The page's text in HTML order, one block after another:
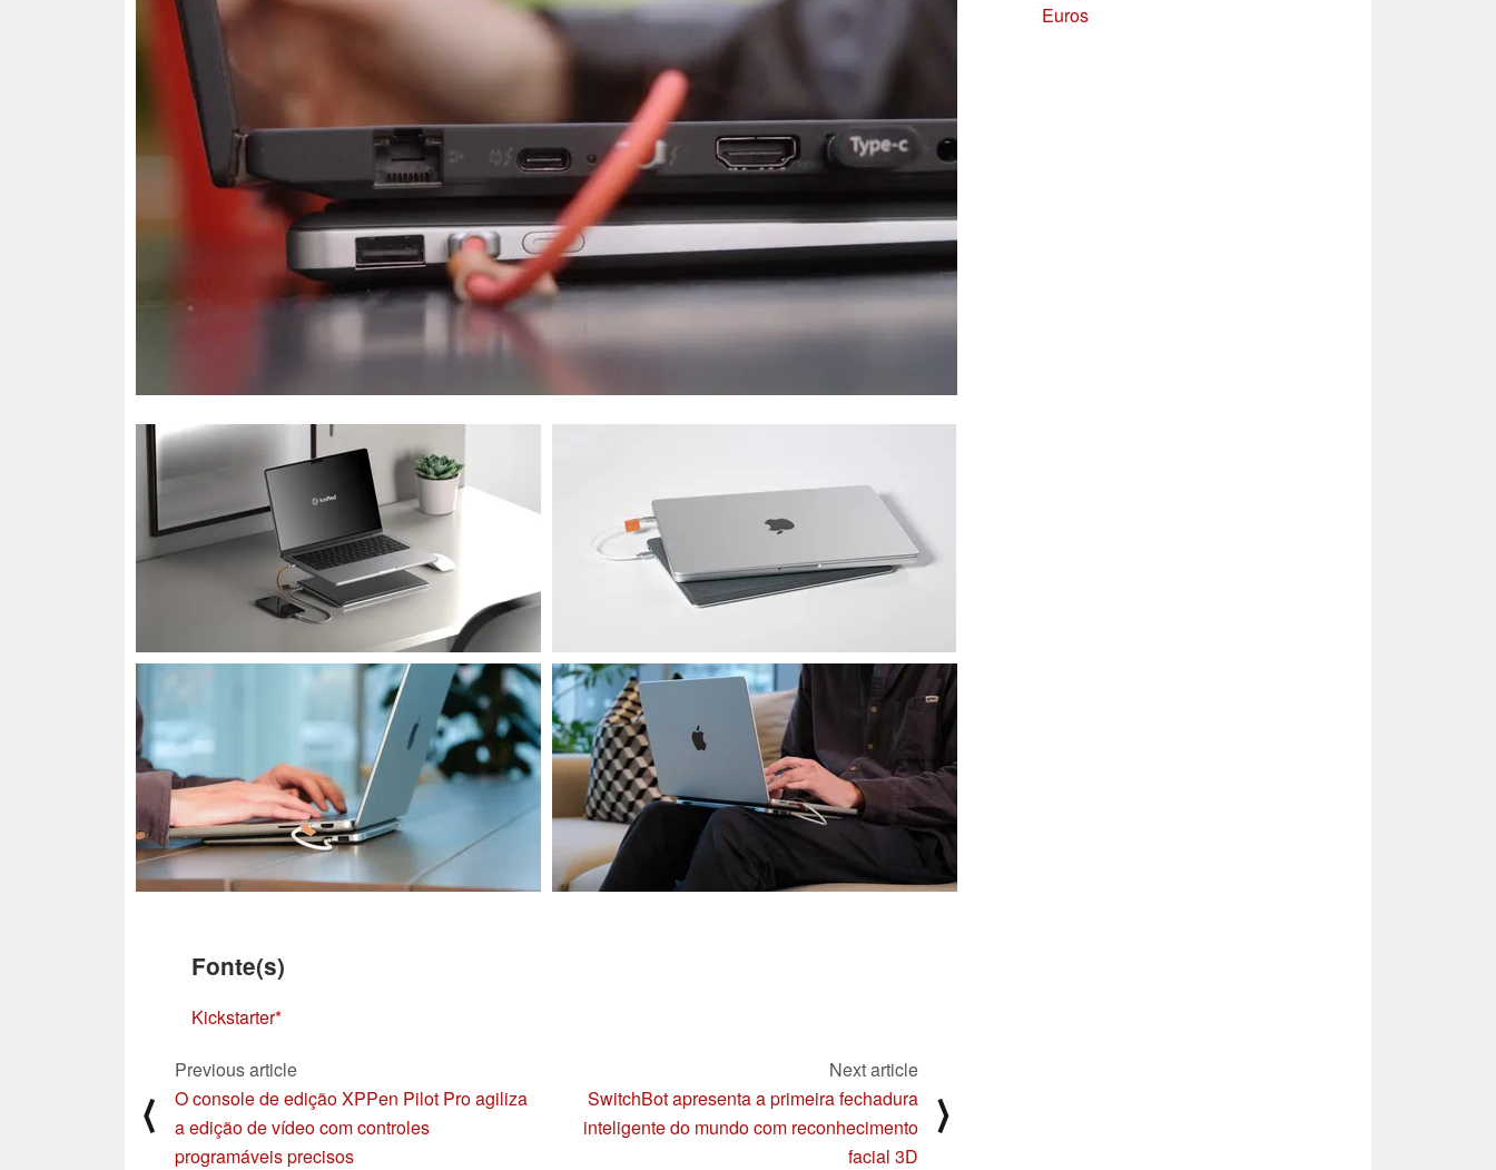
Euros
Fonte(s)
Kickstarter
⟨
Previous article
O console de edição XPPen Pilot Pro agiliza
a edição de vídeo com controles
programáveis precisos
Next article
SwitchBot apresenta a primeira fechadura
inteligente do mundo com reconhecimento
facial 3D
⟩